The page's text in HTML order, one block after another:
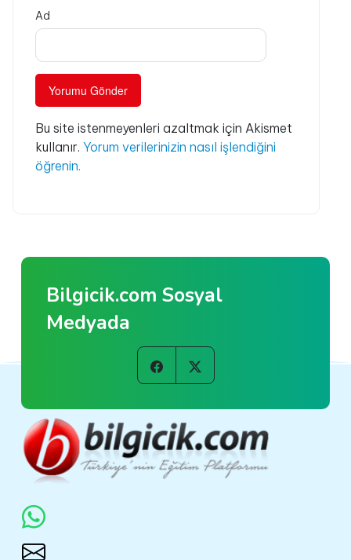
Ad
Bu site istenmeyenleri azaltmak için Akismet
kullanır. Yorum verilerinizin nasıl işlendiğini
öğrenin.
Bilgicik.com Sosyal
Medyada